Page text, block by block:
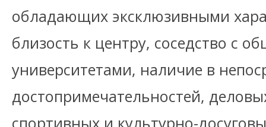
обладающих эксклюзивными
близость к центру, соседство с
университетами, наличие в
достопримечательностей,
спортивных и культурно-